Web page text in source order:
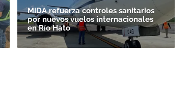
MIDA refuerza controles sanitarios
por nuevos vuelos internacionales
en Río Hato